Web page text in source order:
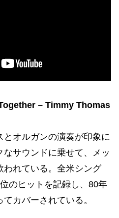
– Timmy Thomas
とオルガンの演奏が印象に
サウンドに乗せて、メッ
われている。全米シング
のヒットを記録し、80年
カバーされている。